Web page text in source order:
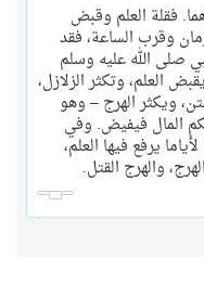
فقلة العلم وقبض
وقرب الساعة، فقد
صلى الله عليه وسلم
العلم، وتكثر الزلازل،
ويكثر الهرج – وهو
المال فيفيض. وفي
يرفع فيها العلم،
والهرج القتل.